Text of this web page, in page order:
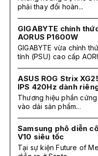
phải thay đổi hoàn...
GIGABYTE chính
AORUS P1600W
GIGABYTE vừa chính
tính (PSU) cao cấp
ASUS ROG Strix
IPS 420Hz dành
Thương hiệu phần
vào dải sản phẩm...
Samsung phô diễn
V10 siêu tốc
Tại sự kiện Future of